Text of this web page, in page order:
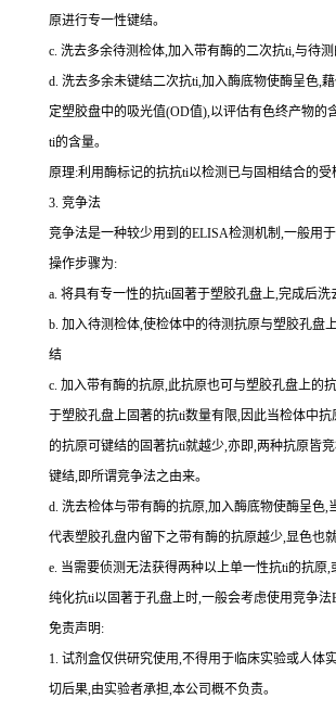
原进行专一性键结。
c. 洗去多余待测检体,加入带有酶的二次抗ti,与待
d. 洗去多余未键结二次抗ti,加入酶底物使酶呈色,
定塑胶盘中的吸光值(OD值),以评估有色终产物的
ti的含量。
原理:利用酶标记的抗抗ti以检测已与固相结合的受
3. 竞争法
竞争法是一种较少用到的ELISA检测机制,一般用
操作步骤为:
a. 将具有专一性的抗ti固著于塑胶孔盘上,完成后洗
b. 加入待测检体,使检体中的待测抗原与塑胶孔盘
结
c. 加入带有酶的抗原,此抗原也可与塑胶孔盘上的抗
于塑胶孔盘上固著的抗ti数量有限,因此当检体中
的抗原可键结的固著抗ti就越少,亦即,两种抗原皆
键结,即所谓竞争法之由来。
d. 洗去检体与带有酶的抗原,加入酶底物使酶呈色,
代表塑胶孔盘内留下之带有酶的抗原越少,显色也就
e. 当需要侦测无法获得两种以上单一性抗ti的抗原,
纯化抗ti以固著于孔盘上时,一般会考虑使用竞争法
免责声明:
1. 试剂盒仅供研究使用,不得用于临床实验或人体
切后果,由实验者承担,本公司概不负责。